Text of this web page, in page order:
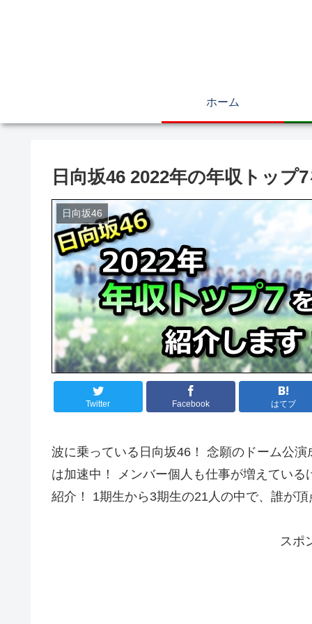
ホーム
日向坂46 2022年の年収トップ
日向坂46
Twitter Facebook はてブ
波に乗っている日向坂46！ 念願のドーム公
は加速中！ メンバー個人も仕事が増えてい
紹介！ 1期生から3期生の21人の中で、誰が
スポ